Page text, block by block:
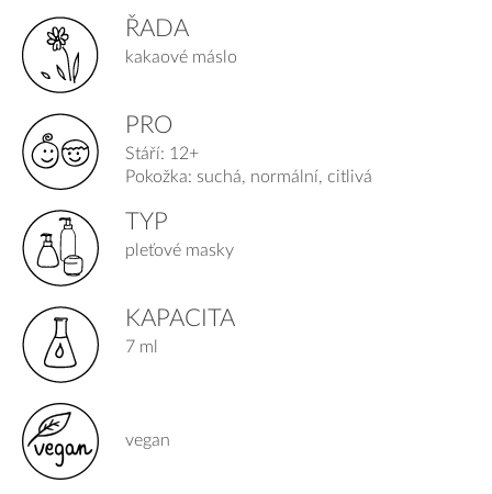
ŘADA
kakaové máslo
PRO
Stáří: 12+
Pokožka: suchá, normální, citlivá
TYP
pleťové masky
KAPACITA
7 ml
vegan